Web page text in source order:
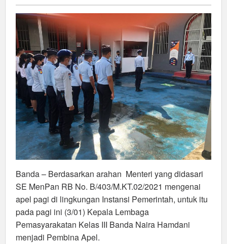
apel
pagi
Pegawai
di
Awal
Tahun
2022
Banda – Berdasarkan arahan Menteri yang didasari
SE MenPan RB No. B/403/M.KT.02/2021 mengenai
apel pagi di lingkungan Instansi Pemerintah, untuk itu
pada pagi ini (3/01) Kepala Lembaga
Pemasyarakatan Kelas III Banda Naira Hamdani
menjadi Pembina Apel.